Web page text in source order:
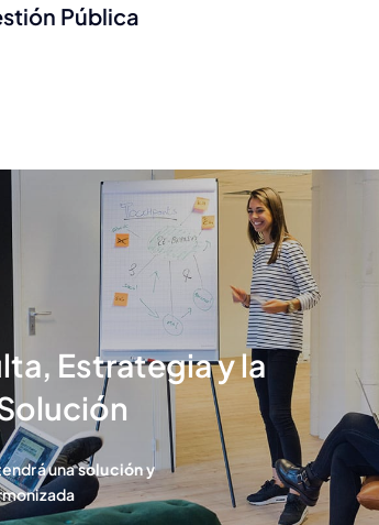
Pública
Estrategia y la
unasolución y